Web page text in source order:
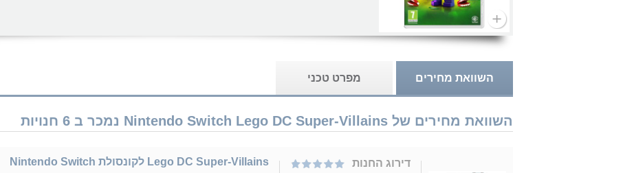
השוואת מחירים מפרט טכני
השוואת מחירים של Nintendo Switch Lego DC Super-Villains נמכר ב 6 חנויות
דירוג החנות Lego DC Super-Villains לקונסולת Nintendo Switch